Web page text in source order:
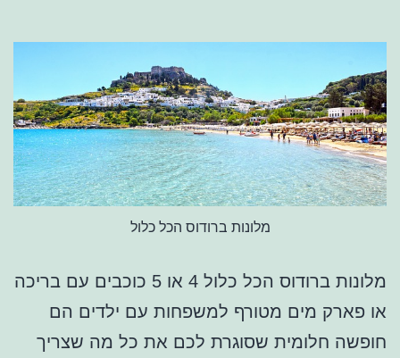
מלונות ברודוס הכל כלול
מלונות ברודוס הכל כלול 4 או 5 כוכבים עם בריכה
או פארק מים מטורף למשפחות עם ילדים הם
חופשה חלומית שסוגרת לכם את כל מה שצריך